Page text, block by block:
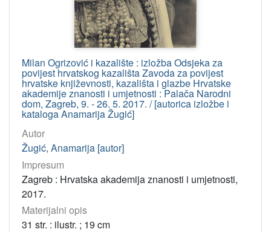
Milan Ogrizović i kazalište : izložba Odsjeka za
povijest hrvatskog kazališta Zavoda za povijest
hrvatske književnosti, kazališta i glazbe Hrvatske
akademije znanosti i umjetnosti : Palača Narodni
dom, Zagreb, 9. - 26. 5. 2017. / [autorica izložbe i
kataloga Anamarija Žugić]
Autor
Žugić, Anamarija [autor]
Impresum
Zagreb : Hrvatska akademija znanosti i umjetnosti,
2017.
Materijalni opis
31 str. : ilustr. ; 19 cm